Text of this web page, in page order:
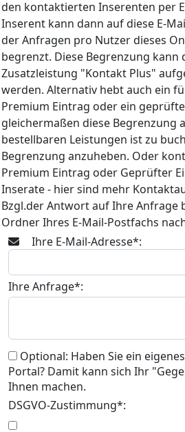
den kontaktierten Inserenten per
Inserent kann dann auf diese E-
der Anfragen pro Nutzer dieses
begrenzt. Diese Begrenzung
Zusatzleistung "Kontakt Plus"
werden. Alternativ hebt auch ein
Premium Eintrag oder ein
gleichermaßen diese Begrenzung
bestellbaren Leistungen ist zu
Begrenzung anzuheben. Oder
Premium Eintrag oder Geprüfter
Inserate - hier sind mehr
Bzgl.der Antwort auf Ihre Anfrage
Ordner Ihres E-Mail-Postfachs
Ihre E-Mail-Adresse*:
Ihre Anfrage*:
Optional: Haben Sie ein
Portal? Damit kann sich Ihr
Ihnen machen.
DSGVO-Zustimmung*: